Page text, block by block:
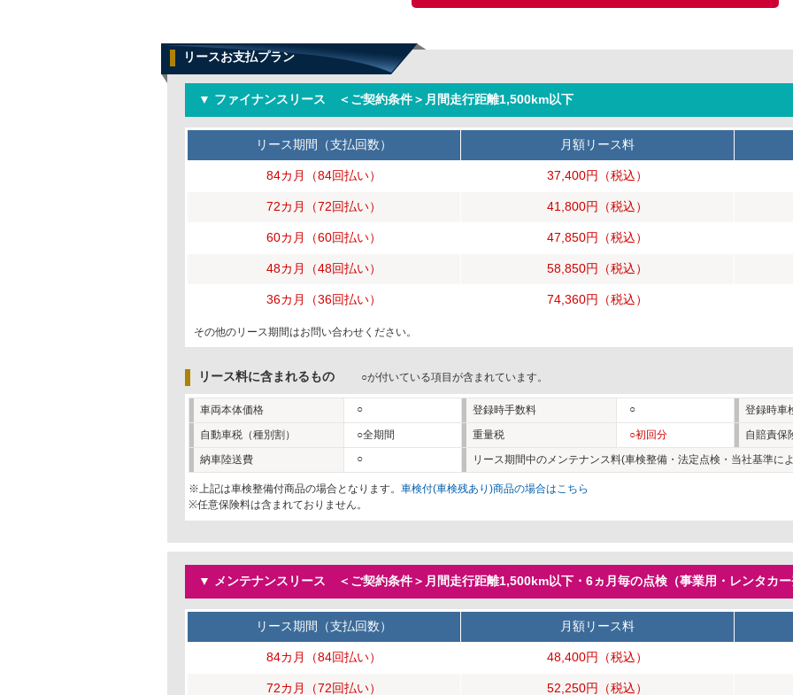
リースお支払プラン
▼ ファイナンスリース ＜ご契約条件＞月間走行距離1,500km以下
リース期間（支払回数） 月額リース料
84カ月（84回払い） 37,400円 （税込）
72カ月（72回払い） 41,800円 （税込）
60カ月（60回払い） 47,850円 （税込）
48カ月（48回払い） 58,850円 （税込）
36カ月（36回払い） 74,360円 （税込）
その他のリース期間はお問い合わせください。
リース料に含まれるもの ○が付いている項目が含まれています。
車両本体価格 ○ 登録時手数料 ○ 登録時車
自動車税（種別割） ○全期間 重量税 ○初回分 自賠責保
納車陸送費
○ リース期間中のメンテナンス料(車検整備・法定点検・当社基準に
※上記は車検整備付商品の場合となります。 車検付(車検残あり)商品の場合はこちら
※任意保険料は含まれておりません。
▼ メンテナンスリース ＜ご契約条件＞月間走行距離1,500km以下・6ヵ月毎の点検（事業用・レンタカー
リース期間（支払回数） 月額リース料
84カ月（84回払い） 48,400円 （税込）
72カ月（72回払い） 52,250円 （税込）